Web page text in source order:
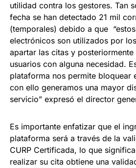
utilidad contra los gestores. Tan
fecha se han detectado 21 mil
(temporales) debido a que
electrónicos son utilizados por
apartar las citas y
usuarios con alguna necesidad.
plataforma nos permite bloquear
con ello generamos una mayor
servicio” expresó el director
Es importante enfatizar que el
plataforma será a través de la
CURP Certificada, lo que
realizar su cita obtiene una